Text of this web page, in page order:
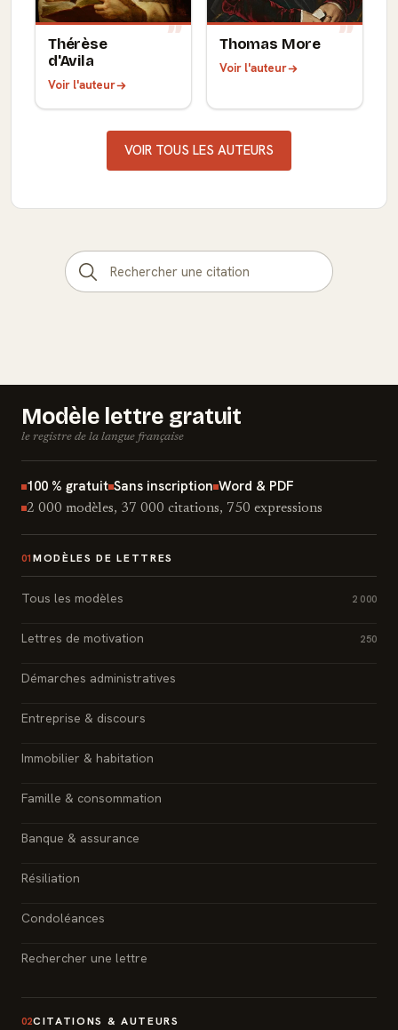
Thérèse
d'Avila
Voir l'auteur
Thomas More
Voir l'auteur
VOIR TOUS LES AUTEURS
Modèle lettre gratuit
le registre de la langue française
100 % gratuit Sans inscription Word & PDF
2 000 modèles, 37 000 citations, 750 expressions
01 MODÈLES DE LETTRES
Tous les modèles 2 000
Lettres de motivation 250
Démarches administratives
Entreprise & discours
Immobilier & habitation
Famille & consommation
Banque & assurance
Résiliation
Condoléances
Rechercher une lettre
02CITATIONS & AUTEURS